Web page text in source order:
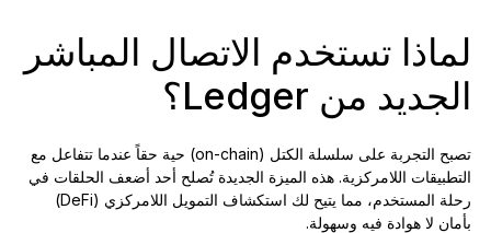
لماذا تستخدم الاتصال المباشر
الجديد من Ledger؟
تصبح التجربة على سلسلة الكتل (on-chain) حية حقاً عندما تتفاعل مع
التطبيقات اللامركزية. هذه الميزة الجديدة تُصلح أحد أضعف الحلقات في
رحلة المستخدم، مما يتيح لك استكشاف التمويل اللامركزي (DeFi)
بأمان لا هوادة فيه وسهولة.